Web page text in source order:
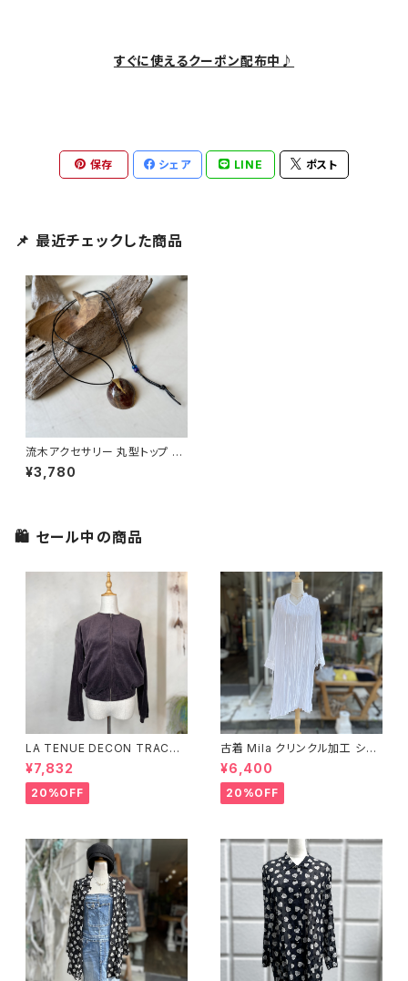
すぐに使えるクーポン配布中♪
保存 シェア LINE ポスト
📌 最近チェックした商品
流木アクセサリー 丸型トップ ネ
ックレス
¥3,780
🛍 セール中の商品
LA TENUE DECON TRACTE
E ブラウンジャケット
¥7,832
20%OFF
古着 Mila クリンクル加工 シャ
ツワンピース
¥6,400
20%OFF